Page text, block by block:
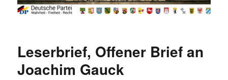
Leserbrief, Offener Brief an
Joachim Gauck